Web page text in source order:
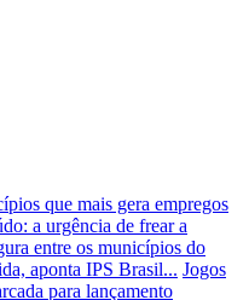
que mais gera empregos
a urgência de frear a
entre os municípios do
aponta IPS Brasil... Jogos
para lançamento